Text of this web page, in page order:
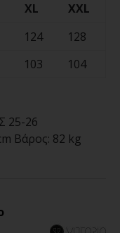
XL
XXL
124
128
103 104
25-26
Βάρος: 82 kg